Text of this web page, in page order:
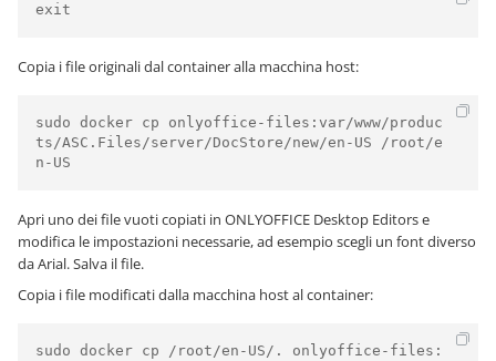
exit
Copia i file originali dal container alla macchina host:
sudo docker cp onlyoffice-files:var/www/produc
ts/ASC.Files/server/DocStore/new/en-US /root/e
n-US
Apri uno dei file vuoti copiati in ONLYOFFICE Desktop Editors e
modifica le impostazioni necessarie, ad esempio scegli un font diverso
da Arial. Salva il file.
Copia i file modificati dalla macchina host al container:
sudo docker cp /root/en-US/. onlyoffice-files: